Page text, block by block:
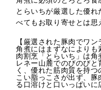
とらいちが厳選した優
べてもお取り寄せとは思
【厳選された豚肉でワン
角煮にはまずなによりも
肉割烹「とらいち」は
レネー山麓でのびのび
く、優れた筋肉質を持
こい脂っこさが出ず、
る口溶けと口いっぱいに